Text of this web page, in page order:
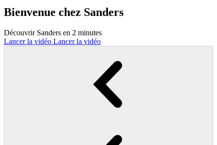
Bienvenue chez Sanders
Découvrir Sanders en 2 minutes
Lancer la vidéo Lancer la vidéo